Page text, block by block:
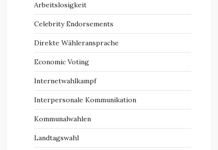
Arbeitslosigkeit
Celebrity Endorsements
Direkte Wähleransprache
Economic Voting
Internetwahlkampf
Interpersonale Kommunikation
Kommunalwahlen
Landtagswahl